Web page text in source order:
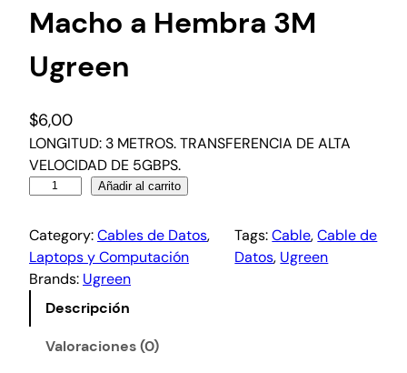
Macho a Hembra 3M
Ugreen
$6,00
LONGITUD: 3 METROS. TRANSFERENCIA DE ALTA
VELOCIDAD DE 5GBPS.
Añadir al carrito
Category:Cables de Datos
Laptops y Computación
Tags:Cable, Cable de
Datos, Ugreen
Brands: Ugreen
Descripción
Valoraciones (0)